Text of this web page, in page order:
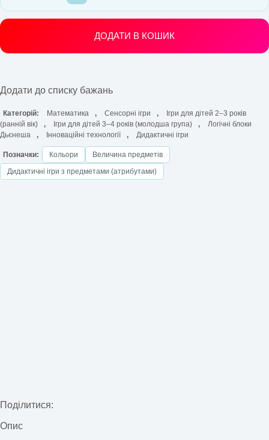
ДОДАТИ В КОШИК
Додати до списку бажань
Категорій: Математика , Сенсорні ігри ,
Ігри для дітей 2–3 років
(ранній вік)
, Ігри для дітей 3–4 років (молодша група) ,
Логічні блоки
Дьєнеша
, Інноваційні технології , Дидактичні ігри
Позначки: Кольори
Величина предметів
Дидактичні ігри з предметами (атрибутами)
Поділитися:
Опис